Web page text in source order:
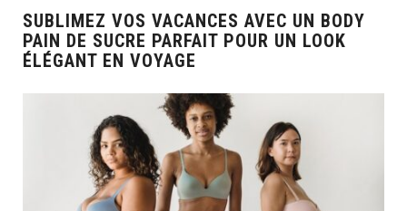
SUBLIMEZ VOS VACANCES AVEC UN BODY
PAIN DE SUCRE PARFAIT POUR UN LOOK
ÉLÉGANT EN VOYAGE